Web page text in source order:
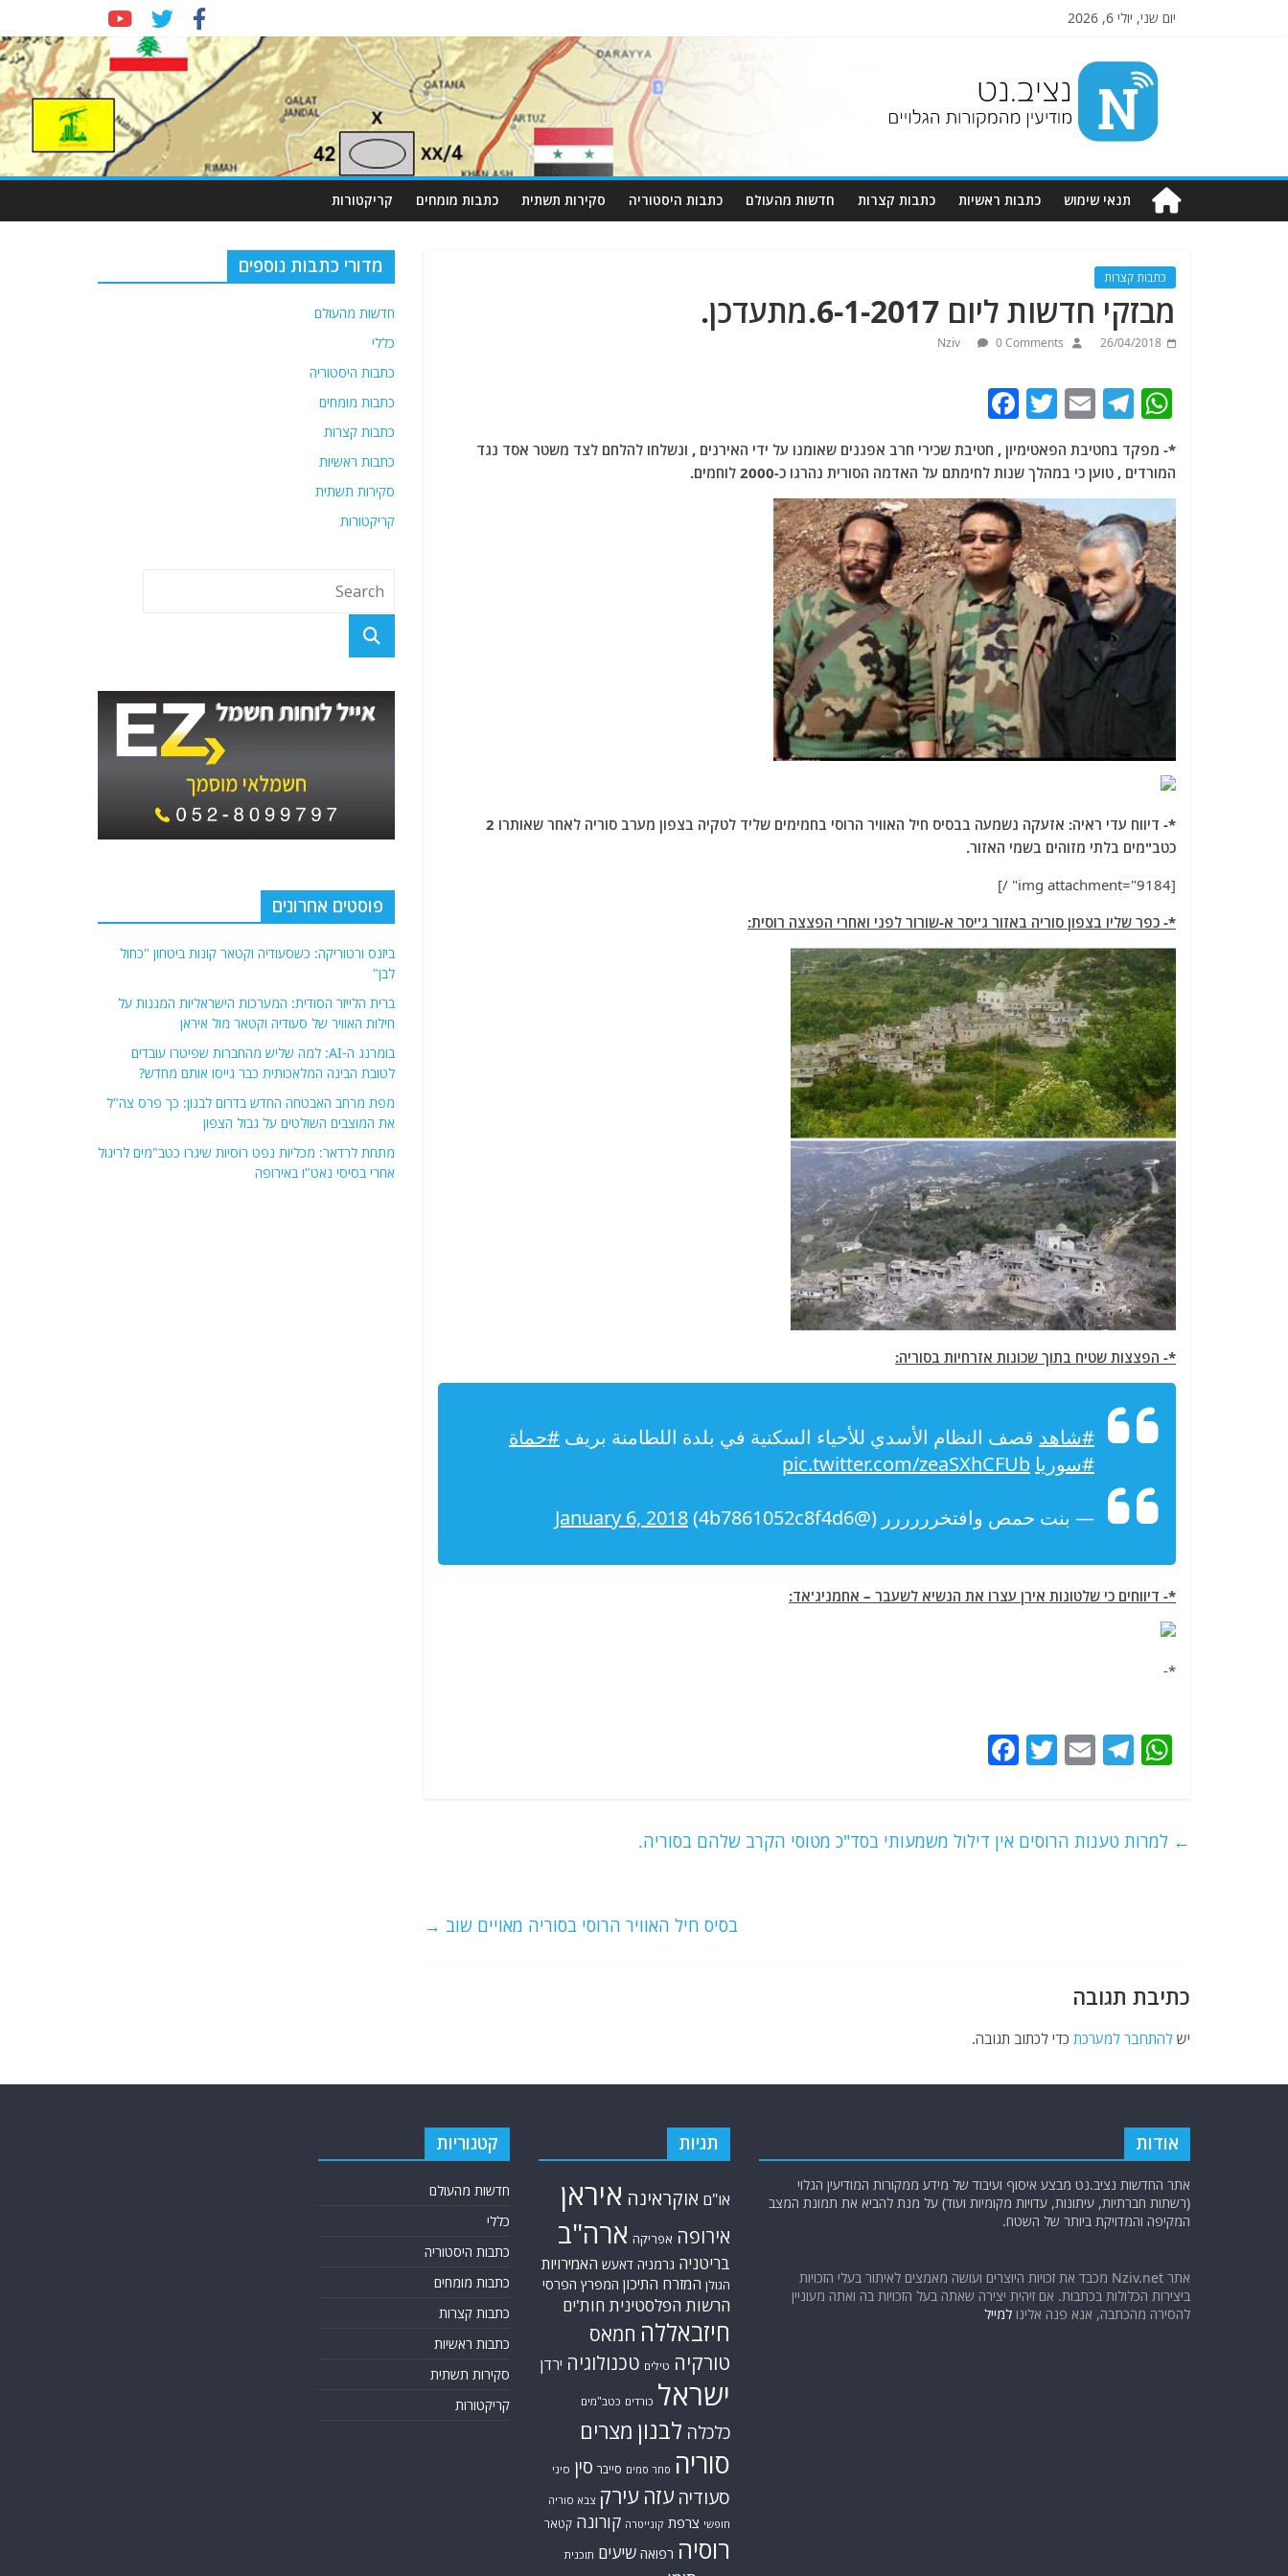
יום שני, יולי 6, 2026
Nziv.net
מודיעין
מהמקורות
תנאי שימוש כתבות ראשיות כתבות קצרות חדשות מהעולם כתבות היסטוריה סקירות תשתית כתבות מומחים קריקטורות
כתבות קצרות
מבזקי חדשות ליום 6-1-2017.מתעדכן.
26/04/2018
Nziv 0 Comments
W
at
s
A
p
p
T
e
g
ra
m
E
ai
l
T
itt
er
c
e
b
o
o
k
*- מפקד בחטיבת הפאטימיון , חטיבת שכירי חרב אפגנים שאומנו על ידי האירנים , ונשלחו להלחם לצד משטר אסד נגד
המורדים , טוען כי במהלך שנות לחימתם על האדמה הסורית נהרגו כ-2000 לוחמים.
*- דיווח עדי ראיה: אזעקה נשמעה בבסיס חיל האוויר הרוסי בחמימים שליד לטקיה בצפון מערב סוריה לאחר שאותרו 2
כטב"מים בלתי מזוהים בשמי האזור.
[img attachment="9184" /]
*- כפר שליו בצפון סוריה באזור ג'יסר א-שורור לפני ואחרי הפצצה רוסית:
*- הפצצות שטיח בתוך שכונות אזרחיות בסוריה:
#شاهد قصف النظام الأسدي للأحياء السكنية في بلدة اللطامنة بريف #حماة
#سوريا pic.twitter.com/zeaSXhCFUb
— بنت حمص وافتخرررررر (@4b7861052c8f4d6) January 6, 2018
*- דיווחים כי שלטונות אירן עצרו את הנשיא לשעבר – אחמניג'אד:
*-
W
s
T
g
E
l
T
er
e ← למרות טענות הרוסים אין דילול משמעותי בסד"כ מטוסי הקרב שלהם בסוריה.
בסיס חיל האוויר הרוסי בסוריה מאויים שוב →
כתיבת תגובה
יש להתחבר למערכת כדי לכתוב תגובה.
מדורי כתבות נוספים
חדשות מהעולם
כללי
כתבות היסטוריה
כתבות מומחים
כתבות קצרות
כתבות ראשיות
סקירות תשתית
קריקטורות
פוסטים אחרונים
ביזנס ורטוריקה: כשסעודיה וקטאר קונות ביטחון "כחול
לבן"
ברית הלייזר הסודית: המערכות הישראליות המגנות על
חילות האוויר של סעודיה וקטאר מול איראן
בומרנג ה-AI: למה שליש מהחברות שפיטרו עובדים
לטובת הבינה המלאכותית כבר גייסו אותם מחדש?
מפת מרחב האבטחה החדש בדרום לבנון: כך פרס צה"ל
את המוצבים השולטים על גבול הצפון
מתחת לרדאר: מכליות נפט רוסיות שיגרו כטב"מים לריגול
אחרי בסיסי נאט"ו באירופה
אודות
אתר החדשות נציב.נט מבצע איסוף ועיבוד של מידע ממקורות המודיעין הגלוי
(רשתות חברתיות, עיתונות, עדויות מקומיות ועוד) על מנת להביא את תמונת המצב
המקיפה והמדויקת ביותר של השטח.
אתר Nziv.net מכבד את זכויות היוצרים ועושה מאמצים לאיתור בעלי הזכויות
ביצירות הכלולות בכתבות. אם זיהית יצירה שאתה בעל הזכויות בה ואתה מעוניין
להסירה מהכתבה, אנא פנה אלינו למייל
תגיות
או"ם אוקראינה איראן
אירופה אפריקה ארה"ב
בריטניה גרמניה דאעש האמירויות
הגולן המזרח התיכון המפרץ הפרסי
הרשות הפלסטינית חות'ים
חיזבאללה חמאס
טורקיה טילים טכנולוגיה ירדן
ישראל כורדים כטב"מים
כלכלה לבנון מצרים
סוריה סחר סמים סייבר סין סיני
סעודיה עזה עירק צבא סוריה
חופשי צרפת קונייטרה קורונה קטאר
רוסיה רפואה שיעים תוכנית
קטגוריות
חדשות מהעולם
כללי
כתבות היסטוריה
כתבות מומחים
כתבות קצרות
כתבות ראשיות
סקירות תשתית
קריקטורות